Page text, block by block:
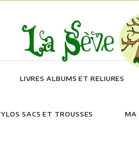
LIVRES ALBUMS ET RELIURES
SACS ET TROUSSES MA